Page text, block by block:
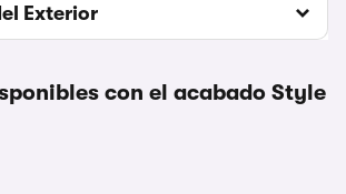
Exterior
con el acabado Style